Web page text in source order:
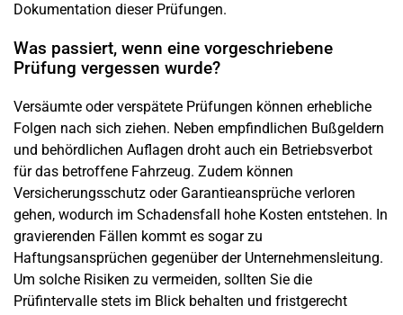
Dokumentation dieser Prüfungen.
Was passiert, wenn eine vorgeschriebene
Prüfung vergessen wurde?
Versäumte oder verspätete Prüfungen können erhebliche
Folgen nach sich ziehen. Neben empfindlichen Bußgeldern
und behördlichen Auflagen droht auch ein Betriebsverbot
für das betroffene Fahrzeug. Zudem können
Versicherungsschutz oder Garantieansprüche verloren
gehen, wodurch im Schadensfall hohe Kosten entstehen. In
gravierenden Fällen kommt es sogar zu
Haftungsansprüchen gegenüber der Unternehmensleitung.
Um solche Risiken zu vermeiden, sollten Sie die
Prüfintervalle stets im Blick behalten und fristgerecht